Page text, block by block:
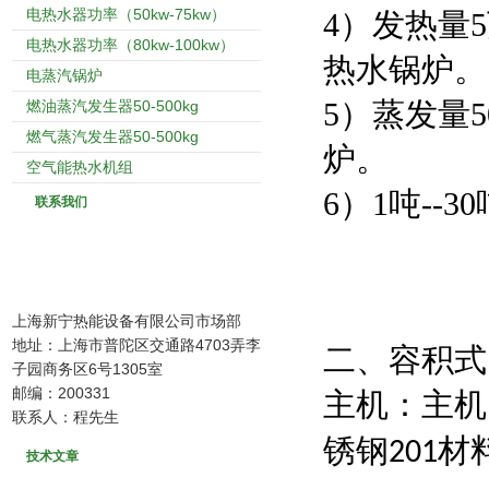
电热水器功率（50kw-75kw）
电热水器功率（80kw-100kw）
电蒸汽锅炉
燃油蒸汽发生器50-500kg
燃气蒸汽发生器50-500kg
空气能热水机组
联系我们
上海新宁热能设备有限公司市场部
地址：上海市普陀区交通路4703弄李
子园商务区6号1305室
邮编：200331
联系人：程先生
技术文章
4）发热量
热水锅炉。
5）蒸发量
炉。
6）1吨--
二、容积
主机：主
锈钢201材